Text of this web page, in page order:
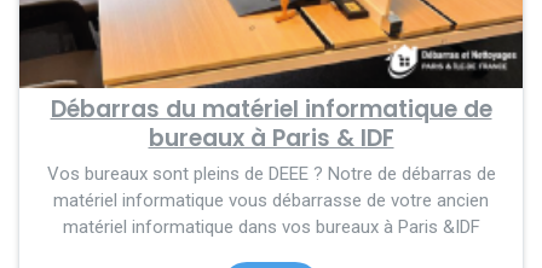
Débarras du matériel informatique de
bureaux à Paris & IDF
Vos bureaux sont pleins de DEEE ? Notre de débarras de
matériel informatique vous débarrasse de votre ancien
matériel informatique dans vos bureaux à Paris &IDF